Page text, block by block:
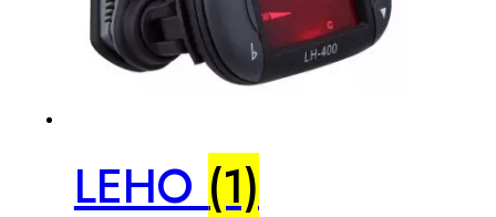
LEHO (1)